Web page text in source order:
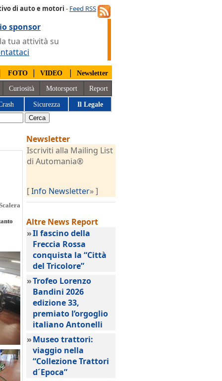
di auto e motori - Feed RSS
sponsor
tua attività su
FOTO | VIDEO | Newsletter
Curiosità Motorsport Report
Sicurezza Il Legale
Newsletter
Iscriviti alla Mailing List
di Automania®
[Info Newsletter» ]
Altre News Report
»Il fascino della
Freccia Rossa
conquista la “Città
del Tricolore”
»Trofeo Lorenzo
Bandini 2026
edizione 33,
premiato l’orgoglio
italiano Antonelli
»Museo trattori:
viaggio nella
“Collezione Trattori
d´Epoca”